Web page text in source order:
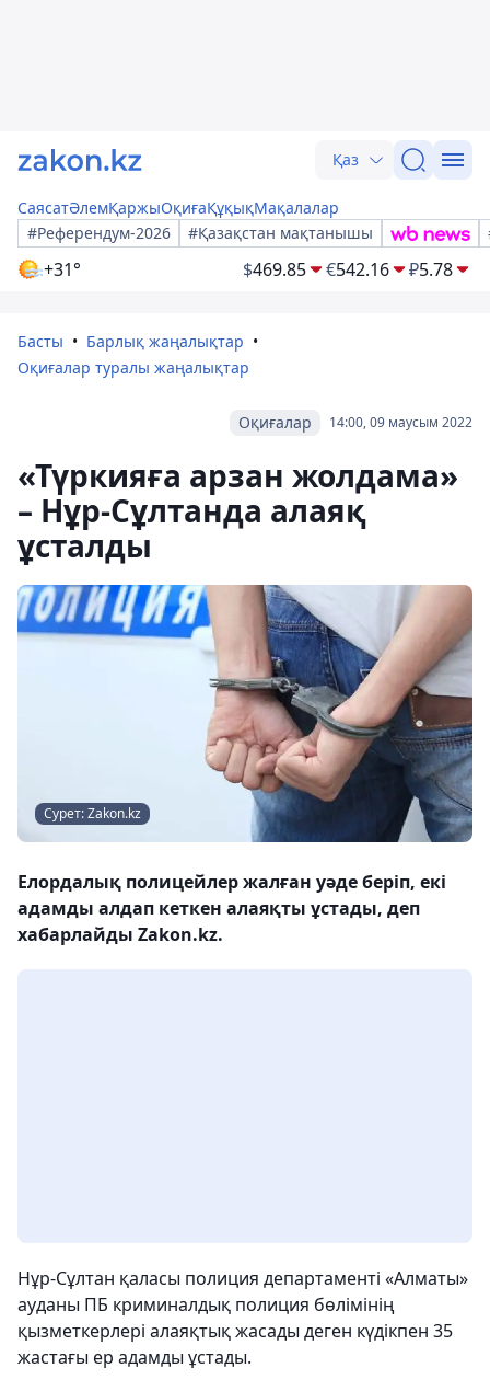
Қаз
СаясатӘлемҚаржыОқиғаҚұқықМақалалар
#Референдум-2026
#Қазақстан мақтанышы
+31° $469.85 €542.16 ₽5.78
Басты
Барлық жаңалықтар
Оқиғалар туралы жаңалықтар
14:00, 09 маусым 2022
Оқиғалар
«Түркияға арзан жолдама»
– Нұр-Сұлтанда алаяқ
ұсталды
Сурет: Zakon.kz
Елордалық полицейлер жалған уәде беріп, екі
адамды алдап кеткен алаяқты ұстады, деп
хабарлайды Zakon.kz.
Нұр-Сұлтан қаласы полиция департаменті «Алматы»
ауданы ПБ криминалдық полиция бөлімінің
қызметкерлері алаяқтық жасады деген күдікпен 35
жастағы ер адамды ұстады.